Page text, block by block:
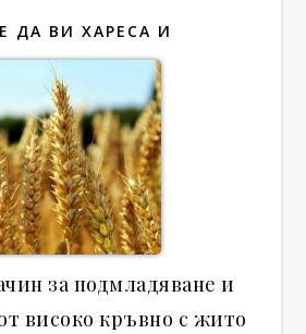
ДА ВИ ХАРЕСА И
за подмладяване и
високо кръвно с жито